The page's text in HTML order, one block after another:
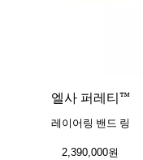
엘사 퍼레티™
레이어링 밴드 링
2,390,000원